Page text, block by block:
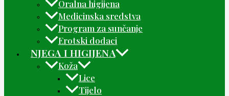
Oralna higijena
Medicinska sredstva
Program za sunčanje
Erotski dodaci
NJEGA I HIGIJENA
Koža
Lice
Tijelo